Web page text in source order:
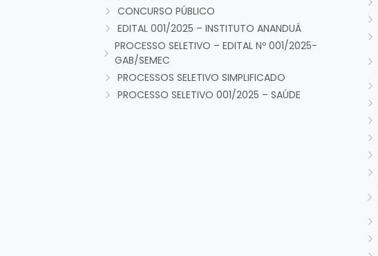
CONCURSO PÚBLICO
EDITAL 001/2025 – INSTITUTO ANANDUÁ
PROCESSO SELETIVO – EDITAL Nº 001/2025-
GAB/SEMEC
PROCESSOS SELETIVO SIMPLIFICADO
PROCESSO SELETIVO 001/2025 – SAÚDE